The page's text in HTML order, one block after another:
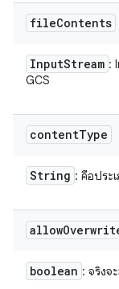
fileContents
InputStream :
GCS
contentType
String : คือประ
allow
boolean : จริงจ